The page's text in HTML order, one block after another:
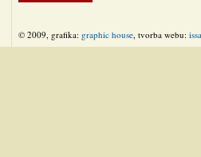
© 2009, grafika: graphic house, tvorba webu: